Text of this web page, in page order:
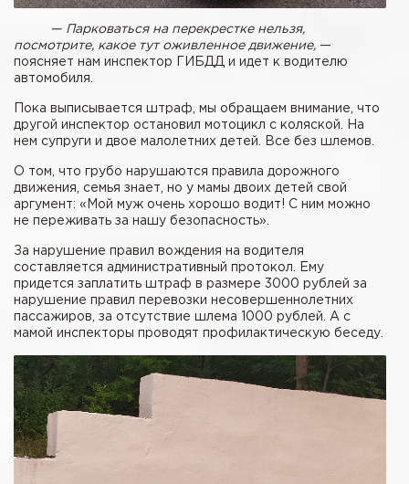
— Парковаться на перекрестке нельзя,
посмотрите, какое тут оживленное движение, —
поясняет нам инспектор ГИБДД и идет к водителю
автомобиля.
Пока выписывается штраф, мы обращаем внимание, что
другой инспектор остановил мотоцикл с коляской. На
нем супруги и двое малолетних детей. Все без шлемов.
О том, что грубо нарушаются правила дорожного
движения, семья знает, но у мамы двоих детей свой
аргумент: «Мой муж очень хорошо водит! С ним можно
не переживать за нашу безопасность».
За нарушение правил вождения на водителя
составляется административный протокол. Ему
придется заплатить штраф в размере 3000 рублей за
нарушение правил перевозки несовершеннолетних
пассажиров, за отсутствие шлема 1000 рублей. А с
мамой инспекторы проводят профилактическую беседу.